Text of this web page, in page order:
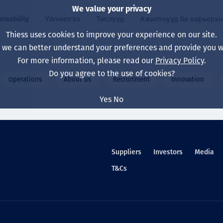
Our board
Харьяа компаниуд
Алсын хараа,
Our approach
Уур амьсгалын
Decarbonisation
Үйлчилгээ
Asset Services
Инженерчлэл
Нөхөн сэргээлт
Capability
Төслүүд
Бүх төсөл
Индонез
South America
Ажилтнууд ба
Life at Thiess
Шинэ төгссөн
Operations About us Recruitment Innovation
Suppliers Investors Media
T&Cs
We value your privacy
Thiess uses cookies to improve your experience on our site.
we can better understand your preferences and provide you
For more information, please read our Privacy Policy.
Do you agree to the use of cookies?
Yes No